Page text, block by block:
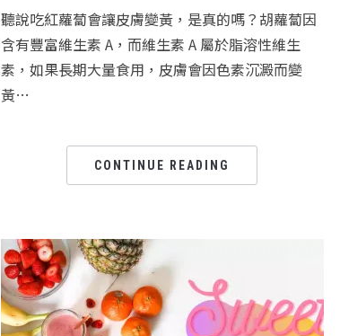
聽說吃紅蘿蔔會讓皮膚變黃，是真的嗎？胡蘿蔔因
含有豐富維生素 A，而維生素 A 屬於脂溶性維生
素，如果長期大量食用，皮膚會因色素沉澱而變
黃…
CONTINUE READING